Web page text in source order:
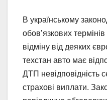
В українському
обов’язкових
відміну від деяких
техстан авто має
ДТП невідповідність
страхові виплати.